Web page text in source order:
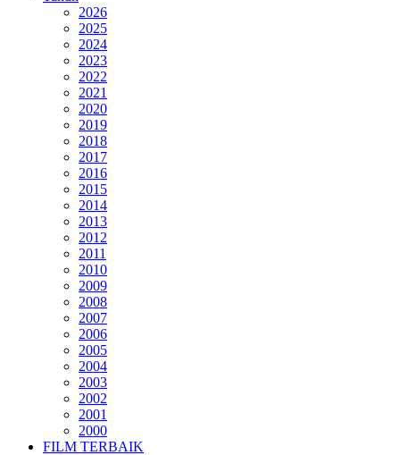
2026
2025
2024
2023
2022
2021
2020
2019
2018
2017
2016
2015
2014
2013
2012
2011
2010
2009
2008
2007
2006
2005
2004
2003
2002
2001
2000
FILM TERBAIK